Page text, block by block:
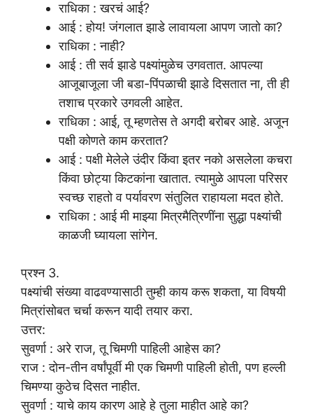
राधिका : खरचं आई?
आई : होय! जंगलात झाडे लावायला आपण जातो का?
राधिका : नाही?
आई : ती सर्व झाडे पक्ष्यांमुळेच उगवतात. आपल्या
आजूबाजूला जी बडा-पिंपळाची झाडे दिसतात ना, ती ही
तशाच प्रकारे उगवली आहेत.
राधिका : आई, तू म्हणतेस ते अगदी बरोबर आहे. अजून
पक्षी कोणते काम करतात?
आई : पक्षी मेलेले उंदीर किंवा इतर नको असलेला कचरा
किंवा छोट्या किटकांना खातात. त्यामुळे आपला परिसर
स्वच्छ राहतो व पर्यावरण संतुलित राहायला मदत होते.
राधिका : आई मी माझ्या मित्रमैत्रिणींना सुद्धा पक्ष्यांची
काळजी घ्यायला सांगेन.
प्रश्न 3.
पक्ष्यांची संख्या वाढवण्यासाठी तुम्ही काय करू शकता, या विषयी
मित्रांसोबत चर्चा करून यादी तयार करा.
उत्तर:
सुवर्णा : अरे राज, तू चिमणी पाहिली आहेस का?
राज : दोन-तीन वर्षांपूर्वी मी एक चिमणी पाहिली होती, पण हल्ली
चिमण्या कुठेच दिसत नाहीत.
सुवर्णा : याचे काय कारण आहे हे तुला माहीत आहे का?